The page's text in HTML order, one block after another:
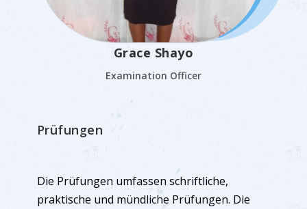
Grace Shayo
Examination Officer
Prüfungen
Die Prüfungen umfassen schriftliche,
praktische und mündliche Prüfungen. Die